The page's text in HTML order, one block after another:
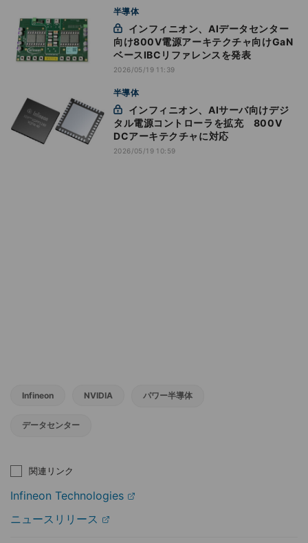
半導体
向け800V電源アーキテクチャ向けGaN
ベースIBCリファレンスを発表
2026/05/19 11:39
半導体
タル電源コントローラを拡充 800V
DCアーキテクチャに対応
2026/05/19 10:59
Infineon NVIDIA パワー半導体
データセンター
関連リンク
Infineon Technologies
ニュースリリース